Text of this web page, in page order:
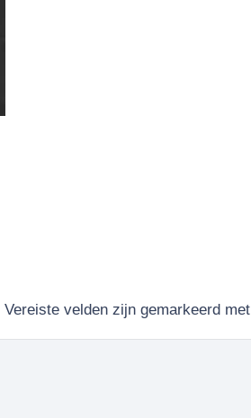
Vereiste velden zijn gemarkeerd met